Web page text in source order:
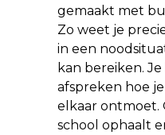
gemaakt met
Zo weet je
in een
kan bereiken.
afspreken hoe
elkaar ontmoet.
school ophaalt